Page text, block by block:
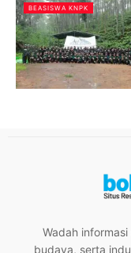
BEASISWA KNPK
Wadah
budaya, serta